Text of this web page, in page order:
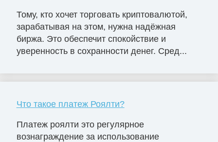
Тому, кто хочет торговать криптовалютой,
зарабатывая на этом, нужна надёжная
биржа. Это обеспечит спокойствие и
уверенность в сохранности денег. Сред...
Что такое платеж Роялти?
Платеж роялти это регулярное
вознаграждение за использование